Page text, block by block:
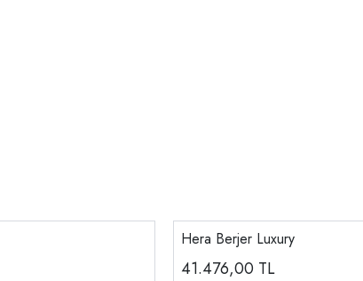
Hera Berjer Luxury
41.476,00 TL